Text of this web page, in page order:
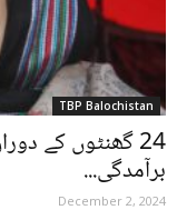
TBP Balochistan
24 گھنٹوں کے
برآمدگی...
December 2, 2024